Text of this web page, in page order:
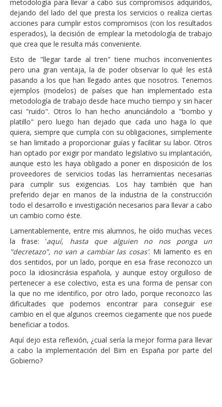
metodología para llevar a cabo sus compromisos adquiridos,
dejando del lado del que presta los servicios o realiza ciertas
acciones para cumplir estos compromisos (con los resultados
esperados), la decisión de emplear la metodología de trabajo
que crea que le resulta más conveniente.
Esto de "llegar tarde al tren" tiene muchos inconvenientes
pero una gran ventaja, la de poder observar lo qué les está
pasando a los que han llegado antes que nosotros. Tenemos
ejemplos (modelos) de países que han implementado esta
metodología de trabajo desde hace mucho tiempo y sin hacer
casi "ruido". Otros lo han hecho anunciándolo a "bombo y
platillo" pero luego han dejado que cada uno haga lo que
quiera, siempre que cumpla con su obligaciones, simplemente
se han limitado a proporcionar guías y facilitar su labor. Otros
han optado por exigir por mandato legislativo su implantación,
aunque esto les haya obligado a poner en disposición de los
proveedores de servicios todas las herramientas necesarias
para cumplir sus exigencias. Los hay también que han
preferido dejar en manos de la industria de la construcción
todo el desarrollo e investigación necesarios para llevar a cabo
un cambio como éste.
Lamentablemente, entre mis alumnos, he oído muchas veces
la frase: 'aquí, hasta que alguien no nos ponga un
"decretazo", no van a cambiar las cosas'. Mi lamento es en
dos sentidos, por un lado, porque en esa frase reconozco un
poco la idiosincrásia española, y aunque estoy orgulloso de
pertenecer a ese colectivo, esta es una forma de pensar con
la que no me identifico, por otro lado, porque reconozco las
dificultades que podemos encontrar para conseguir ese
cambio en el que algunos creemos ciegamente que nos puede
beneficiar a todos.
Aquí dejo esta reflexión, ¿cual sería la mejor forma para llevar
a cabo la implementación del Bim en España por parte del
Gobierno?